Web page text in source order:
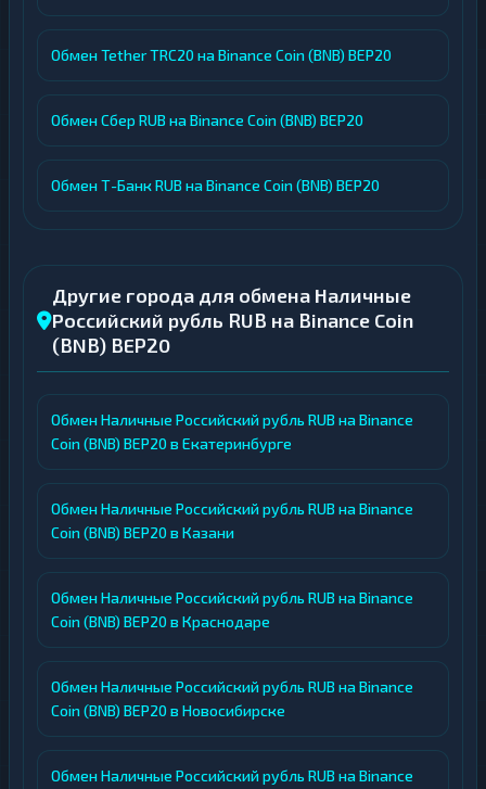
Обмен Tether TRC20 на Binance Coin (BNB) BEP20
Обмен Сбер RUB на Binance Coin (BNB) BEP20
Обмен Т-Банк RUB на Binance Coin (BNB) BEP20
Другие города для обмена Наличные
Российский рубль RUB на Binance Coin
(BNB) BEP20
Обмен Наличные Российский рубль RUB на Binance
Coin (BNB) BEP20 в Екатеринбурге
Обмен Наличные Российский рубль RUB на Binance
Coin (BNB) BEP20 в Казани
Обмен Наличные Российский рубль RUB на Binance
Coin (BNB) BEP20 в Краснодаре
Обмен Наличные Российский рубль RUB на Binance
Coin (BNB) BEP20 в Новосибирске
Обмен Наличные Российский рубль RUB на Binance